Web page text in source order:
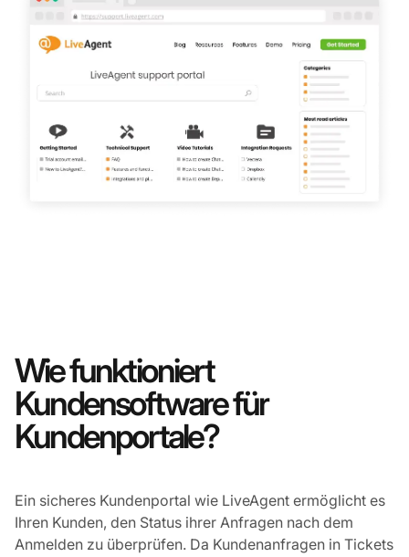
Wie funktioniert
Kundensoftware für
Kundenportale?
Ein sicheres Kundenportal wie LiveAgent ermöglicht es
Ihren Kunden, den Status ihrer Anfragen nach dem
Anmelden zu überprüfen. Da Kundenanfragen in Tickets